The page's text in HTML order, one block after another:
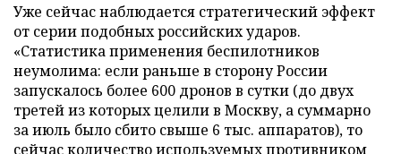
Уже сейчас наблюдается стратегический эффект
от серии подобных российских ударов.
«Статистика применения беспилотников
неумолима: если раньше в сторону России
запускалось более 600 дронов в сутки (до двух
третей из которых целили в Москву, а суммарно
за июль было сбито свыше 6 тыс. аппаратов), то
сейчас количество используемых противником